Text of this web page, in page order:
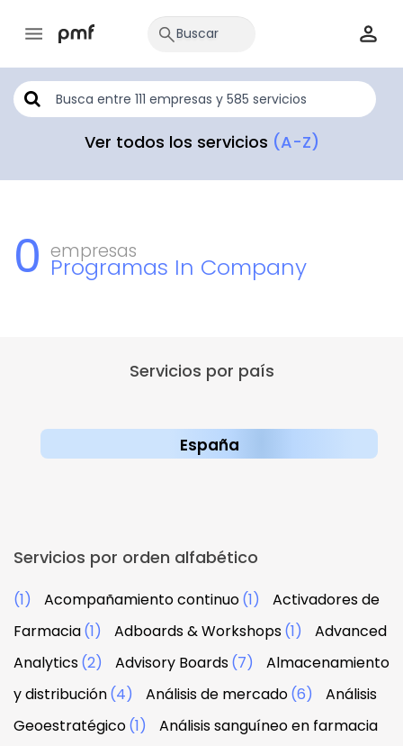
Ver todos los servicios (A-Z)
0 empresas
Programas In Company
Servicios por país
España
Servicios por orden alfabético
(1) Acompañamiento continuo(1)
Activadores de
Farmacia(1) Adboards & Workshops(1)
Advanced
Analytics(2) Advisory Boards(7)
Almacenamiento
y distribución(4) Análisis de mercado(6)
Análisis
Geoestratégico(1)
Análisis sanguíneo en farmacia